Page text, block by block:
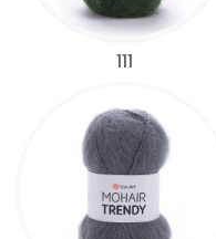
111